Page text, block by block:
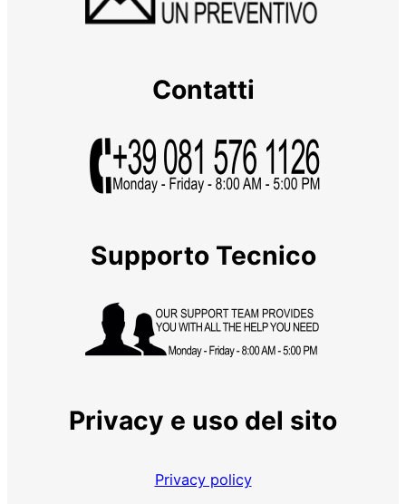
Contatti
Supporto Tecnico
Privacy e uso del sito
Privacy policy